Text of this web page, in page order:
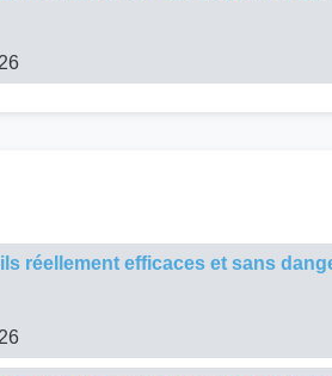
réellement efficaces et sans